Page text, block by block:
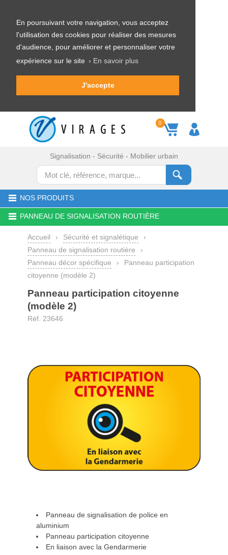
En poursuivant votre navigation, vous acceptez
l'utilisation des cookies pour réaliser des mesures
d'audience, pour améliorer et personnaliser votre
expérience sur le site › En savoir plus
J'accepte
0
Signalisation - Sécurité - Mobilier urbain
NOS PRODUITS
PANNEAU DE SIGNALISATION ROUTIÈRE
Accueil › Sécurité et signalétique
›
Panneau de signalisation routière
›
Panneau décor spécifique
›
Panneau participation
citoyenne (modèle 2)
Panneau participation citoyenne
(modèle 2)
Réf. 23646
Panneau de signalisation de police en
aluminium
Panneau participation citoyenne
En liaison avec la Gendarmerie